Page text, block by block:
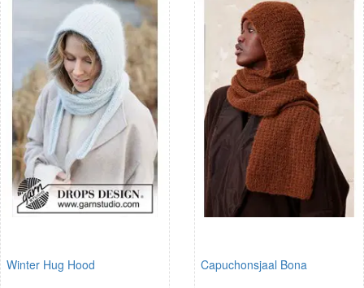
Winter Hug Hood Capuchonsjaal Bona